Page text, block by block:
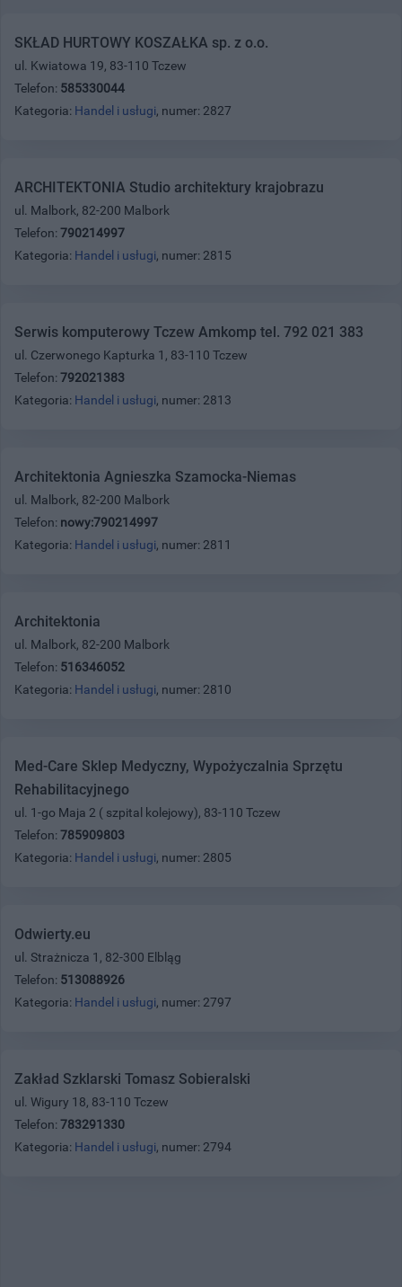
SKŁAD HURTOWY KOSZAŁKA sp. z o.o.
ul. Kwiatowa 19, 83-110 Tczew
Telefon: 585330044
Kategoria: Handel i usługi, numer: 2827
ARCHITEKTONIA Studio architektury krajobrazu
ul. Malbork, 82-200 Malbork
Telefon: 790214997
Kategoria: Handel i usługi, numer: 2815
Serwis komputerowy Tczew Amkomp tel. 792 021 383
ul. Czerwonego Kapturka 1, 83-110 Tczew
Telefon: 792021383
Kategoria: Handel i usługi, numer: 2813
Architektonia Agnieszka Szamocka-Niemas
ul. Malbork, 82-200 Malbork
Telefon: nowy:790214997
Kategoria: Handel i usługi, numer: 2811
Architektonia
ul. Malbork, 82-200 Malbork
Telefon: 516346052
Kategoria: Handel i usługi, numer: 2810
Med-Care Sklep Medyczny, Wypożyczalnia Sprzętu
Rehabilitacyjnego
ul. 1-go Maja 2 ( szpital kolejowy), 83-110 Tczew
Telefon: 785909803
Kategoria: Handel i usługi, numer: 2805
Odwierty.eu
ul. Strażnicza 1, 82-300 Elbląg
Telefon: 513088926
Kategoria: Handel i usługi, numer: 2797
Zakład Szklarski Tomasz Sobieralski
ul. Wigury 18, 83-110 Tczew
Telefon: 783291330
Kategoria: Handel i usługi, numer: 2794